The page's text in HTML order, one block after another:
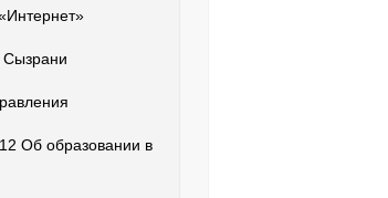
Сызрани
Об образовании в